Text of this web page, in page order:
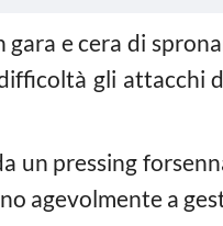
gara e cera di
gli attacchi
un pressing
agevolmente a